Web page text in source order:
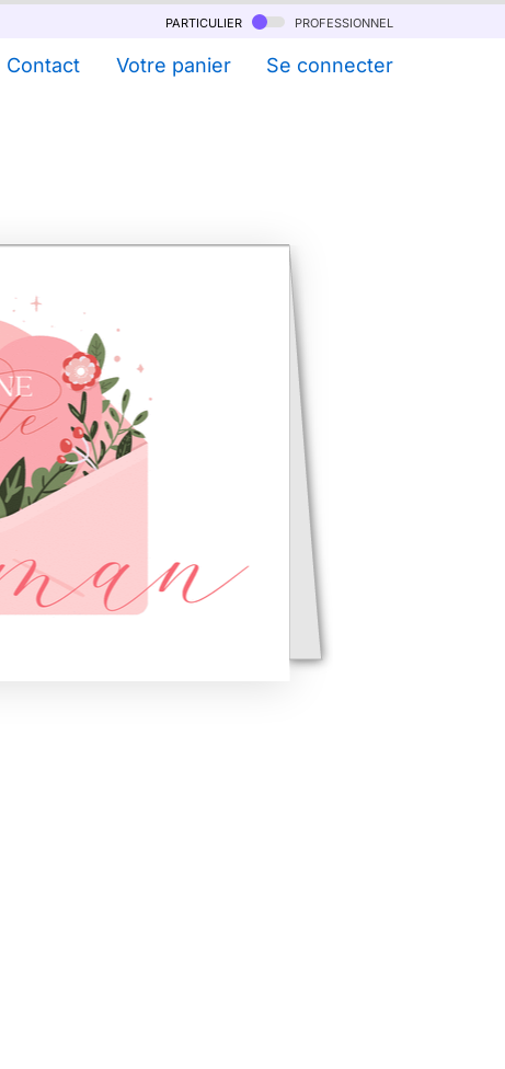
particulier professionnel
Contact Votre panier Se connecter